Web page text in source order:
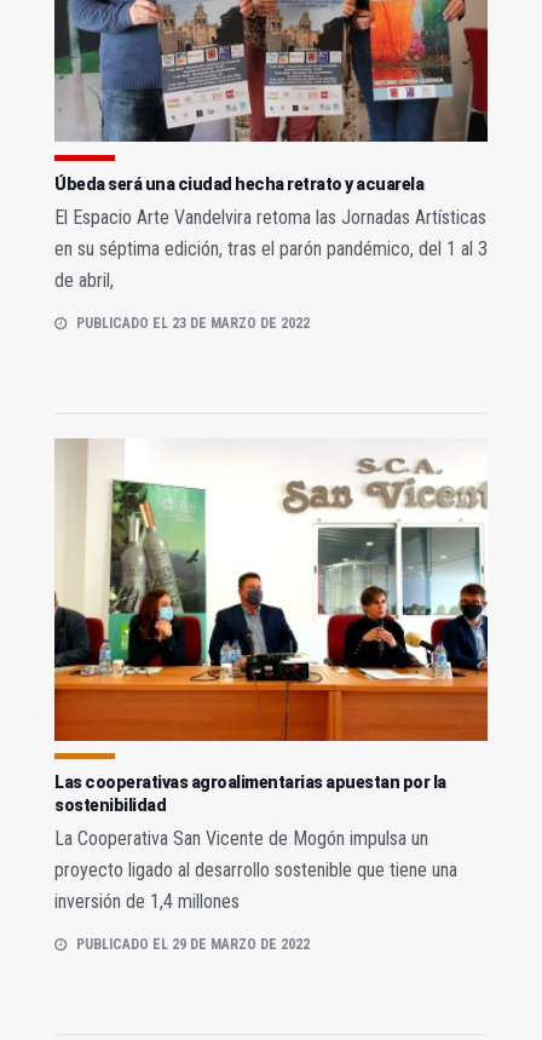
Úbeda será una ciudad hecha retrato y acuarela
El Espacio Arte Vandelvira retoma las Jornadas Artísticas
en su séptima edición, tras el parón pandémico, del 1 al 3
de abril,
PUBLICADO EL 23 DE MARZO DE 2022
Las cooperativas agroalimentarias apuestan por la
sostenibilidad
La Cooperativa San Vicente de Mogón impulsa un
proyecto ligado al desarrollo sostenible que tiene una
inversión de 1,4 millones
PUBLICADO EL 29 DE MARZO DE 2022